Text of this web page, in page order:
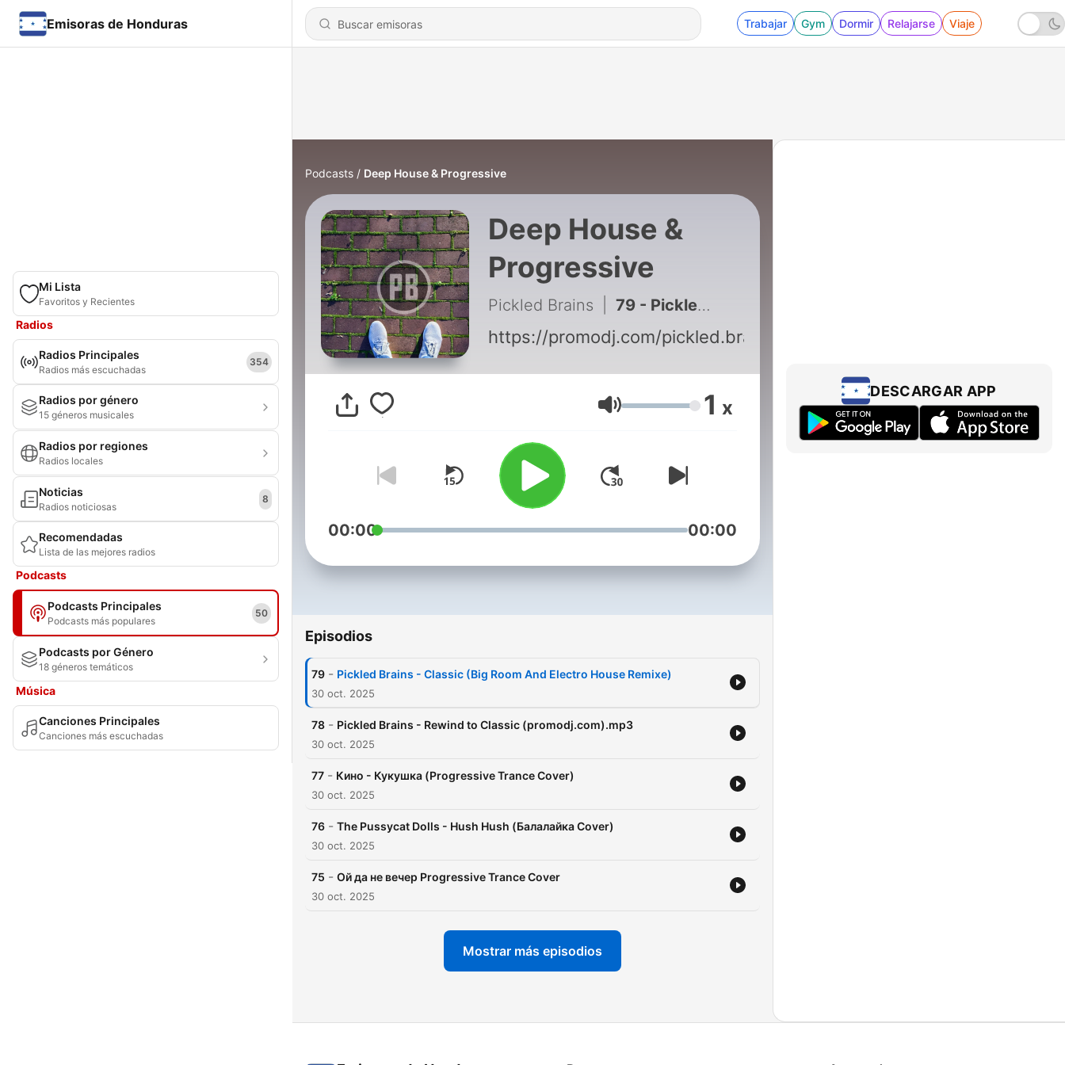
Emisoras de Honduras Trabajar Gym Dormir Relajarse Viaje
Mi Lista
Favoritos y Recientes
Radios
Radios Principales
Radios más escuchadas
354
Radios por género
15 géneros musicales
Radios por regiones
Radios locales
Noticias
Radios noticiosas
8
Recomendadas
Lista de las mejores radios
Podcasts
Podcasts Principales
Podcasts más populares
50
Podcasts por Género
18 géneros temáticos
Música
Canciones Principales
Canciones más escuchadas
Podcasts Deep House & Progressive
Deep House &
Progressive
Pickled Brains 79 - Pickled Brains - Classic (Big Room And Electro House Remixe)
https://promodj.com/pickled.brain
Volumen 1 x
00:00 00:00
Episodios
79 - Pickled Brains - Classic (Big Room And Electro House Remixe)
30 oct. 2025
78 - Pickled Brains - Rewind to Classic (promodj.com).mp3
30 oct. 2025
77 - Кино - Кукушка (Progressive Trance Cover)
30 oct. 2025
76 - The Pussycat Dolls - Hush Hush (Балалайка Cover)
30 oct. 2025
75 - Ой да не вечер Progressive Trance Cover
30 oct. 2025
Mostrar más episodios
DESCARGAR APP